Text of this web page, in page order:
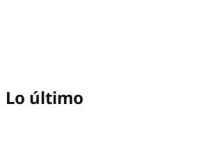
Lo último